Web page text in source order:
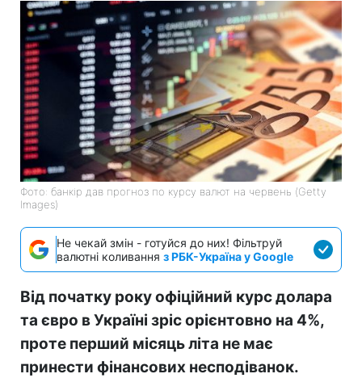
Фото: банкір дав прогноз по курсу валют на червень (Getty
Images)
Не чекай змін - готуйся до них! Фільтруй
валютні коливання з РБК-Україна у Google
Від початку року офіційний курс долара
та євро в Україні зріс орієнтовно на 4%,
проте перший місяць літа не має
принести фінансових несподіванок.